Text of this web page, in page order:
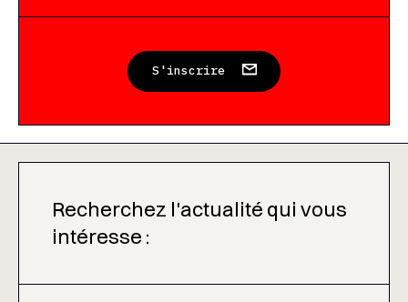
S'inscrire
Recherchez l'actualité qui vous
intéresse :